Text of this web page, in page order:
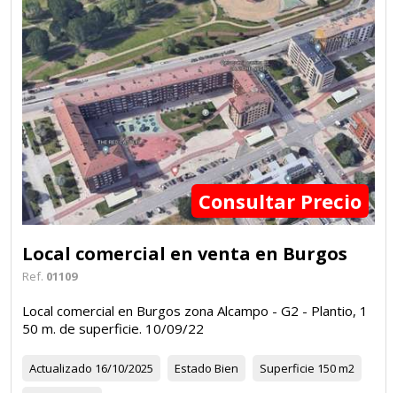
Consultar Precio
Local comercial en venta en Burgos
Ref. 01109
Local comercial en Burgos zona Alcampo - G2 - Plantio, 1
50 m. de superficie. 10/09/22
Actualizado 16/10/2025 Estado Bien Superficie 150 m2